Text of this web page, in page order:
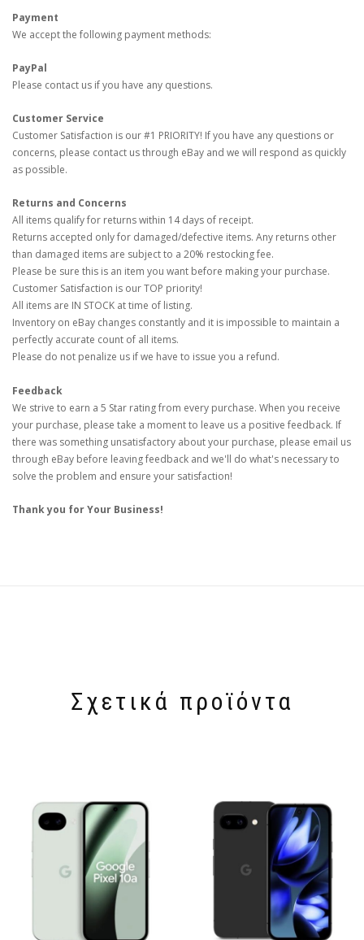
Payment
We accept the following payment methods:
PayPal
Please contact us if you have any questions.
Customer Service
Customer Satisfaction is our #1 PRIORITY! If you have any questions or
concerns, please contact us through eBay and we will respond as quickly
as possible.
Returns and Concerns
All items qualify for returns within 14 days of receipt.
Returns accepted only for damaged/defective items. Any returns other
than damaged items are subject to a 20% restocking fee.
Please be sure this is an item you want before making your purchase.
Customer Satisfaction is our TOP priority!
All items are IN STOCK at time of listing.
Inventory on eBay changes constantly and it is impossible to maintain a
perfectly accurate count of all items.
Please do not penalize us if we have to issue you a refund.
Feedback
We strive to earn a 5 Star rating from every purchase. When you receive
your purchase, please take a moment to leave us a positive feedback. If
there was something unsatisfactory about your purchase, please email us
through eBay before leaving feedback and we'll do what's necessary to
solve the problem and ensure your satisfaction!
Thank you for Your Business!
Σχετικά προϊόντα